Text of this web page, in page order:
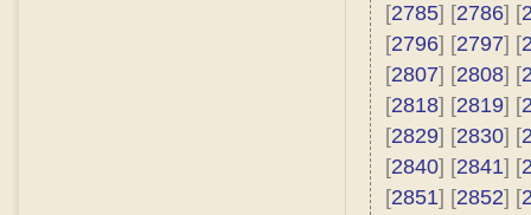
[2785] [2786] [
[2796] [2797] [
[2807] [2808] [
[2818] [2819] [
[2829] [2830] [
[2840] [2841] [
[2851] [2852] [